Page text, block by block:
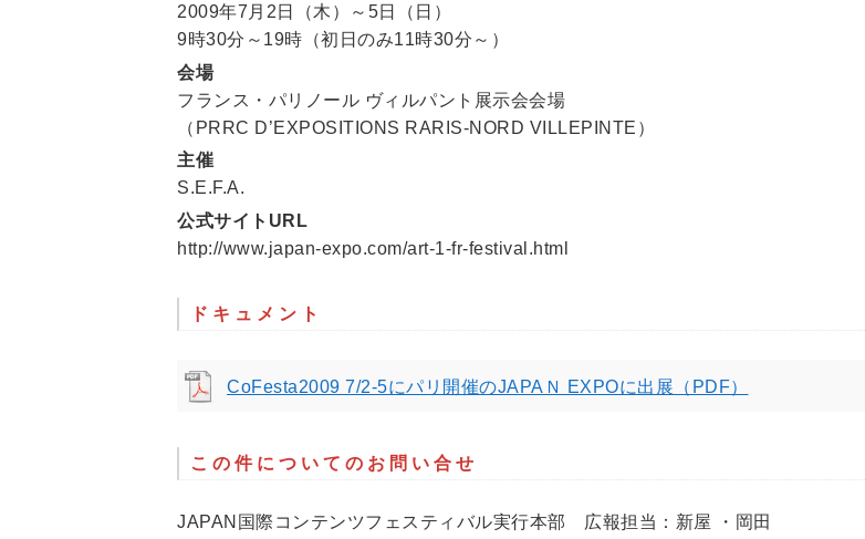
2009年7月2日（木）～5日（日）
9時30分～19時（初日のみ11時30分～）
会場
フランス・パリノール ヴィルパント展示会会場
（PRRC D’EXPOSITIONS RARIS-NORD VILLEPINTE）
主催
S.E.F.A.
公式サイトURL
http://www.japan-expo.com/art-1-fr-festival.html
ドキュメント
CoFesta2009 7/2-5にパリ開催のJAPAＮ EXPOに出展（PDF）
この件についてのお問い合せ
JAPAN国際コンテンツフェスティバル実行本部 広報担当：新屋 ・岡田